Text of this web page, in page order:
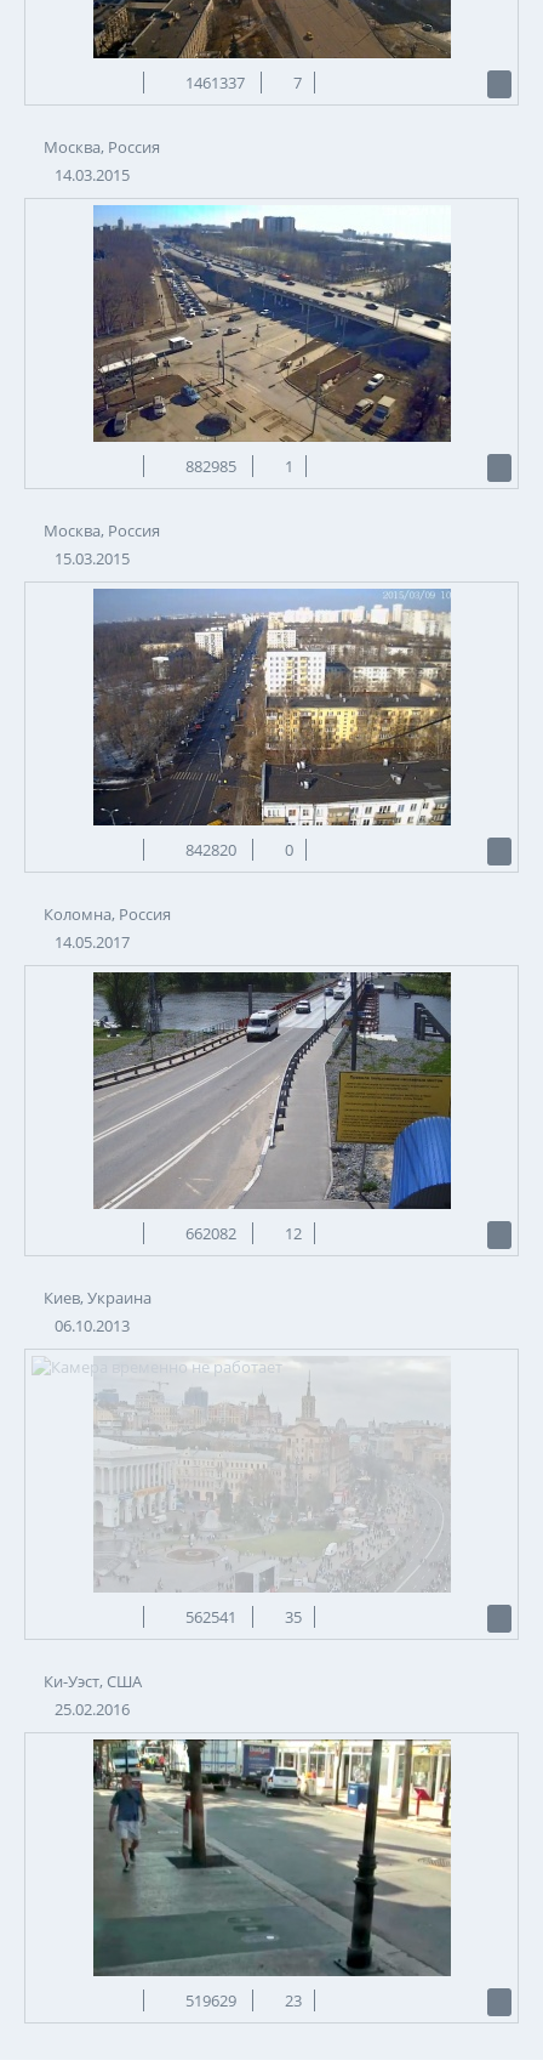
1461337 7
Москва, Россия
14.03.2015
882985 1
Москва, Россия
15.03.2015
842820 0
Коломна, Россия
14.05.2017
662082 12
Киев, Украина
06.10.2013
562541 35
Ки-Уэст, США
25.02.2016
519629 23